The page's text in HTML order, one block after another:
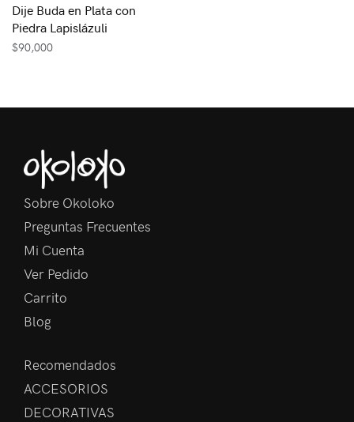
Dije Buda en Plata con
Piedra Lapislázuli
$90,000
Sobre Okoloko
Preguntas Frecuentes
Mi Cuenta
Ver Pedido
Carrito
Blog
Recomendados
ACCESORIOS
DECORATIVAS